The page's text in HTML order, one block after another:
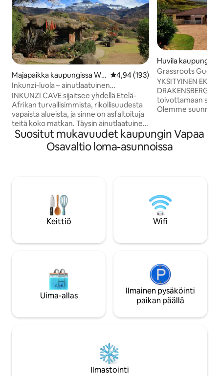
Majapaikka kaupungissa Wi
nterton
Keskimääräinen arvio 4,94/5,
4,94 (193)
Inkunzi-luola – ainutlaatuinen
afrikkalainen elämys.
INKUNZI CAVE sijaitsee yhdellä Etelä-
Afrikan turvallisimmista, rikollisuudesta
vapaista alueista, ja sinne on asfaltoituja
teitä koko matkan. Täysin ainutlaatuinen,
omistajan rakentama yksikkö, jossa on
busmanni-teema. 1 makuuhuone, jossa
on vain parivuode. Yhden hengen vuode
yksikköä, jotka on ilmoitettu erikseen:
THE ZULU HUT ja DIDDLY SQUAT.
Kaikissa on upeat vuoristonäkymät, ja ne
ovat mukavia ja täysin varusteltuja
Huvila
Park
Grassroots
DRAKENSBERG
YKSITYINEN
DRAKENSBERG Grassroots on valmis
toivottamaan
Olemme
sijaitsee
ekokiinteistössä,
joka rajoittuu
jne.) sekä
Unenomainen
luonnonystäville!
Suositut mukavuudet kaupungin Vapaa
Osavaltio loma-asunnoissa
Keittiö Wifi
Uima-allas
Ilmainen pysäköinti
paikan päällä
Ilmastointi